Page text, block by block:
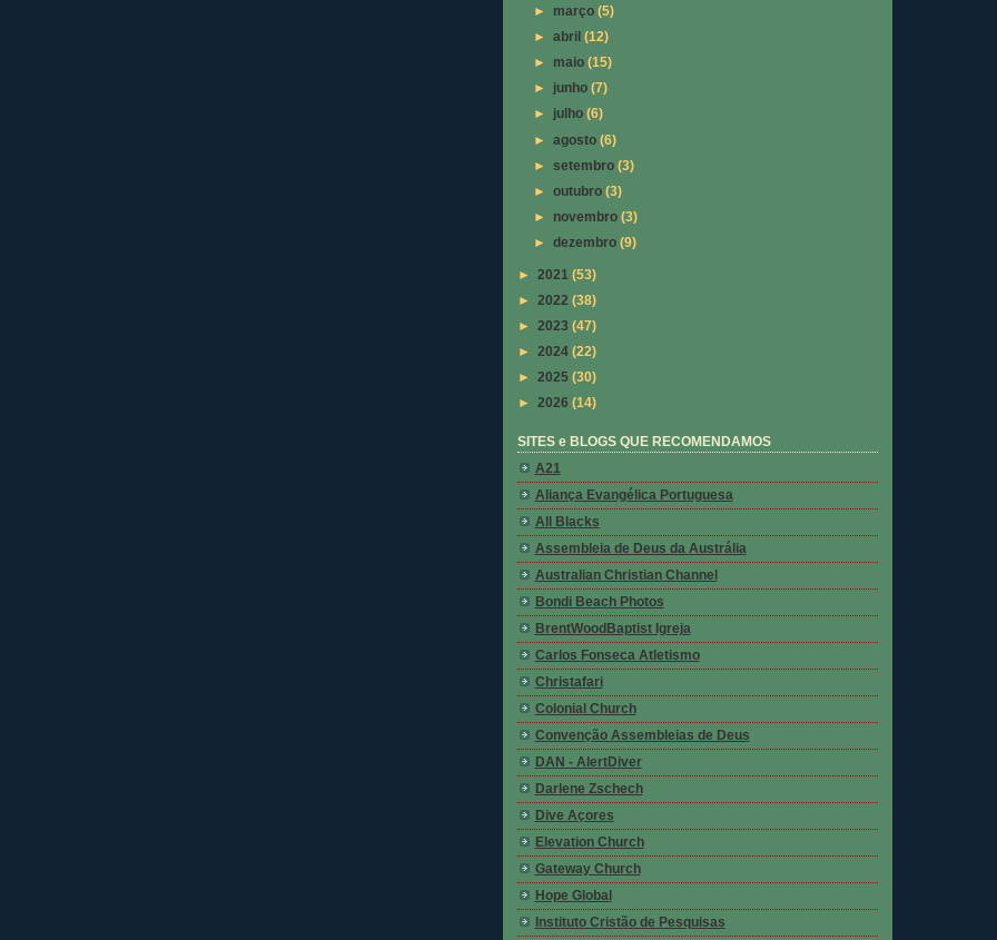
► março(5)
►abril(12)
► maio(15)
► junho(7)
► julho(6)
►agosto(6)
►setembro(3)
►outubro(3)
► novembro(3)
►dezembro(9)
► 2021 (53)
► 2022 (38)
► 2023 (47)
► 2024 (22)
► 2025 (30)
► 2026 (14)
SITES e BLOGS QUE RECOMENDAMOS
A21
Aliança Evangélica Portuguesa
All Blacks
Assembleia de Deus da Austrália
Australian Christian Channel
Bondi Beach Photos
BrentWoodBaptist Igreja
Carlos Fonseca Atletismo
Christafari
Colonial Church
Convenção Assembleias de Deus
DAN - AlertDiver
Darlene Zschech
Dive Açores
Elevation Church
Gateway Church
Hope Global
Instituto Cristão de Pesquisas